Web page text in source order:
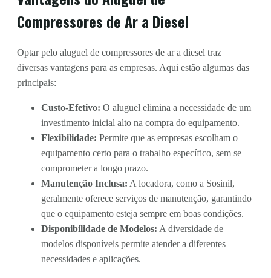
Compressores de Ar a Diesel
Optar pelo aluguel de compressores de ar a diesel traz
diversas vantagens para as empresas. Aqui estão algumas das
principais:
Custo-Efetivo: O aluguel elimina a necessidade de um
investimento inicial alto na compra do equipamento.
Flexibilidade: Permite que as empresas escolham o
equipamento certo para o trabalho específico, sem se
comprometer a longo prazo.
Manutenção Inclusa: A locadora, como a Sosinil,
geralmente oferece serviços de manutenção, garantindo
que o equipamento esteja sempre em boas condições.
Disponibilidade de Modelos: A diversidade de
modelos disponíveis permite atender a diferentes
necessidades e aplicações.